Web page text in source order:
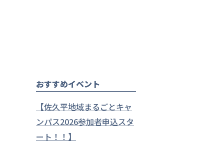
おすすめイベント
【佐久平地域まるごとキャ
ンパス2026参加者申込スタ
ート！！】